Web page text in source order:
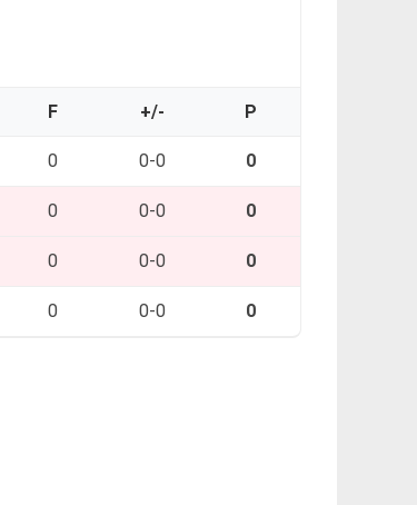
F +/- P
0 0-0 0
0 0-0 0
0 0-0 0
0 0-0 0